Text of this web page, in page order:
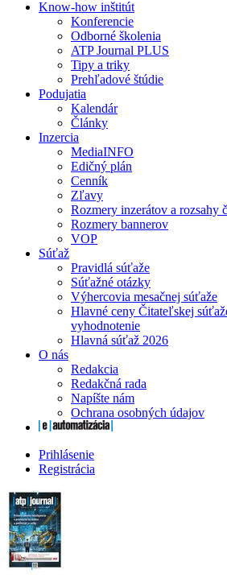
Know-how inštitút
Konferencie
Odborné školenia
ATP Journal PLUS
Tipy a triky
Prehľadové štúdie
Podujatia
Kalendár
Články
Inzercia
MediaINFO
Edičný plán
Cenník
Zľavy
Rozmery inzerátov a rozsahy
Rozmery bannerov
VOP
Súťaž
Pravidlá súťaže
Súťažné otázky
Výhercovia mesačnej súťaže
Hlavné ceny Čitateľskej
vyhodnotenie
Hlavná súťaž 2026
O nás
Redakcia
Redakčná rada
Napíšte nám
Ochrana osobných údajov
Prihlásenie
Registrácia